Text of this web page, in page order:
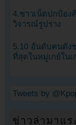
4.ชาวเน็ตปกป้อง
วิจารณ์รูปร่าง
5.10 อันดับคนดัง
ที่สุดในหมู่เกย์ใน
Tweets by
ข่าวล่ามาแร